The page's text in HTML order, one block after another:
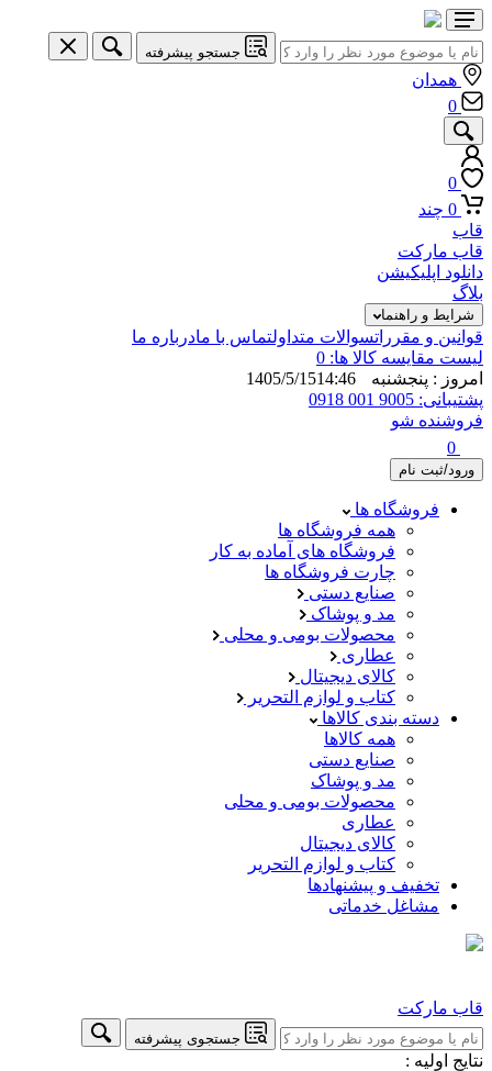
جستجو پیشرفته
همدان
0
0
0 چند
قاب
قاب مارکت
دانلود اپلیکیشن
بلاگ
شرایط و راهنما
قوانین و مقرراتسوالات متداولتماس با مادرباره ما
لیست مقایسه کالا ها: 0
امروز : پنجشنبه 1405/5/15
14:46
پشتیبانی: 9005 001 0918
فروشنده شو
0
ورود/ثبت نام
فروشگاه ها
همه فروشگاه ها
فروشگاه های آماده به کار
چارت فروشگاه ها
صنایع دستی
مد و پوشاک
محصولات بومی و محلی
عطاری
کالای دیجیتال
کتاب و لوازم التحریر
دسته بندی کالاها
همه کالاها
صنایع دستی
مد و پوشاک
محصولات بومی و محلی
عطاری
کالای دیجیتال
کتاب و لوازم التحریر
تخفیف و پیشنهادها
مشاغل خدماتی
قاب مارکت
جستجوی پیشرفته
نتایج اولیه :